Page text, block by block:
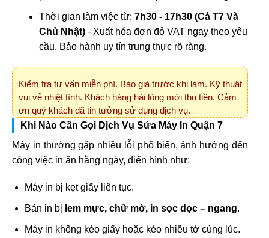
Thời gian làm việc từ: 7h30 - 17h30 (Cả T7 Và
Chủ Nhật) - Xuất hóa đơn đỏ VAT ngay theo yêu
cầu. Bảo hành uy tín trung thực rõ ràng.
Kiểm tra tư vấn miễn phí. Báo giá trước khi làm. Kỹ thuật
vui vẻ nhiệt tình. Khách hàng hài lòng mới thu tiền. Cảm
ơn quý khách đã tin tưởng sử dụng dịch vụ.
Khi Nào Cần Gọi Dịch Vụ Sửa Máy In Quận 7
Máy in thường gặp nhiều lỗi phổ biến, ảnh hưởng đến
công việc in ấn hằng ngày, điển hình như:
Máy in bị kẹt giấy liên tục.
Bản in bị lem mực, chữ mờ, in sọc dọc – ngang.
Máy in không kéo giấy hoặc kéo nhiều tờ cùng lúc.